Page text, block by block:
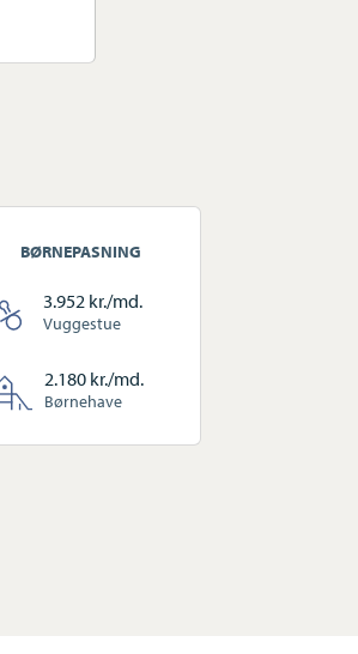
BØRNEPASNING
Vuggestue
3.952 kr./md.
Børnehave
2.180 kr./md.